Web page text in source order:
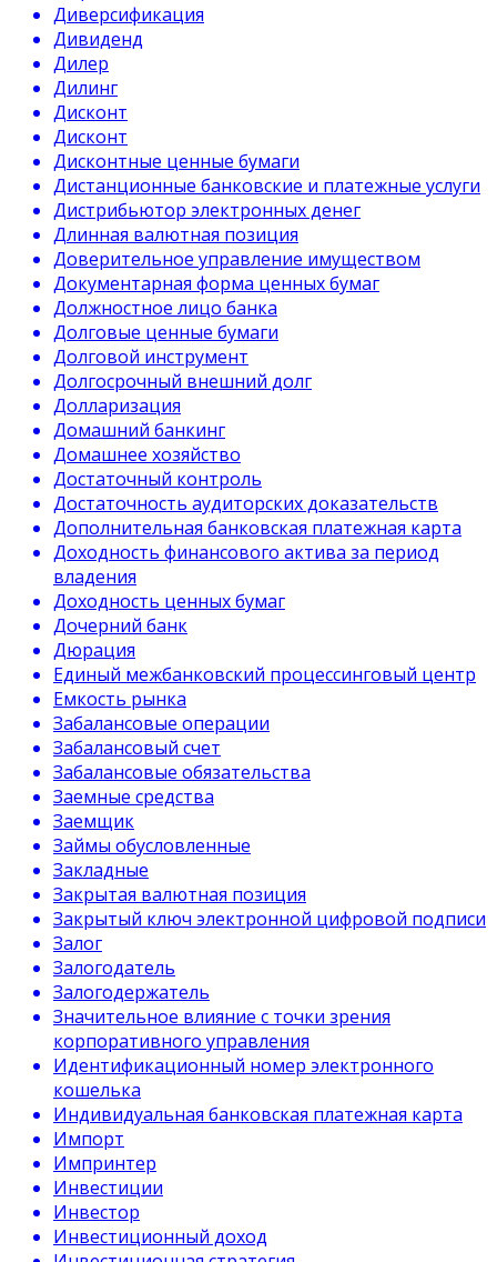
Диверсификация
Дивиденд
Дилер
Дилинг
Дисконт
Дисконт
Дисконтные ценные бумаги
Дистанционные банковские и платежные услуги
Дистрибьютор электронных денег
Длинная валютная позиция
Доверительное управление имуществом
Документарная форма ценных бумаг
Должностное лицо банка
Долговые ценные бумаги
Долговой инструмент
Долгосрочный внешний долг
Долларизация
Домашний банкинг
Домашнее хозяйство
Достаточный контроль
Достаточность аудиторских доказательств
Дополнительная банковская платежная карта
Доходность финансового актива за период
владения
Доходность ценных бумаг
Дочерний банк
Дюрация
Единый межбанковский процессинговый центр
Емкость рынка
Забалансовые операции
Забалансовый счет
Забалансовые обязательства
Заемные средства
Заемщик
Займы обусловленные
Закладные
Закрытая валютная позиция
Закрытый ключ электронной цифровой подписи
Залог
Залогодатель
Залогодержатель
Значительное влияние с точки зрения
корпоративного управления
Идентификационный номер электронного
кошелька
Индивидуальная банковская платежная карта
Импорт
Импринтер
Инвестиции
Инвестор
Инвестиционный доход